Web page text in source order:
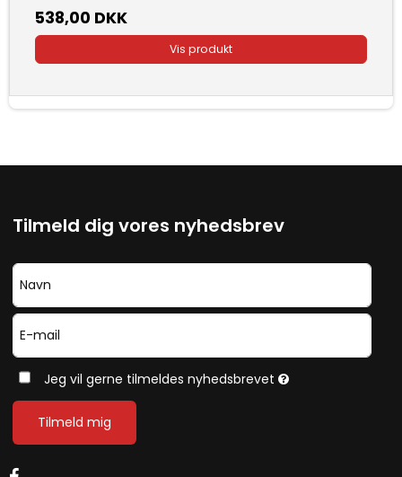
538,00 DKK
Vis produkt
Tilmeld dig vores nyhedsbrev
Jeg vil gerne tilmeldes nyhedsbrevet
Tilmeld mig